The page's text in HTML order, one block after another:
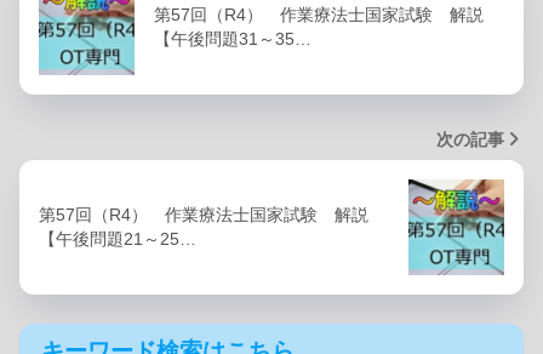
第57回（R4） 作業療法士国家試験 解説
【午後問題31～35…
次の記事
第57回（R4） 作業療法士国家試験 解説
【午後問題21～25…